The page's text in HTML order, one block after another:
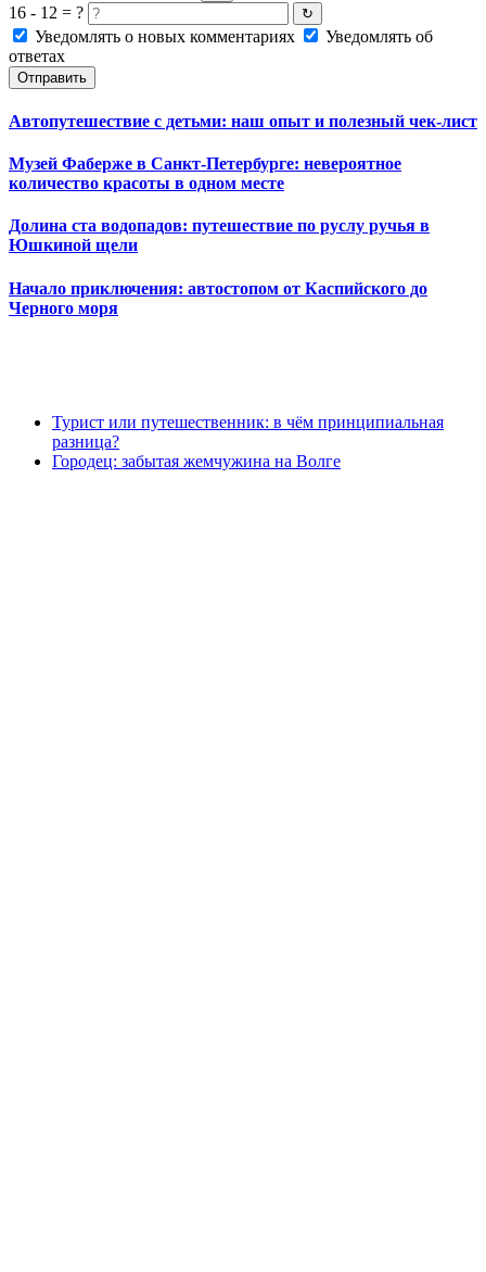
16 - 12 = ? ↻
Уведомлять о новых комментариях
Уведомлять об
ответах
Отправить
Автопутешествие с детьми: наш опыт и полезный чек-лист
Музей Фаберже в Санкт-Петербурге: невероятное
количество красоты в одном месте
Долина ста водопадов: путешествие по руслу ручья в
Юшкиной щели
Начало приключения: автостопом от Каспийского до
Черного моря
Турист или путешественник: в чём принципиальная
разница?
Городец: забытая жемчужина на Волге